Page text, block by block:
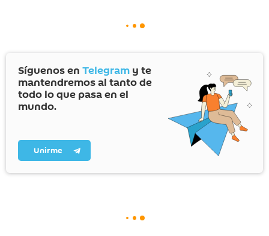
Síguenos en Telegram y te
mantendremos al tanto de
todo lo que pasa en el
mundo.
Unirme